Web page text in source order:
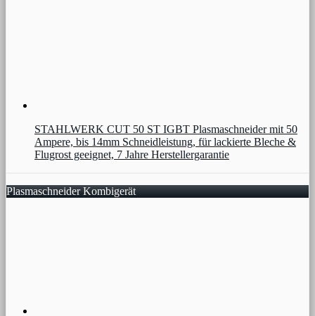
STAHLWERK CUT 50 ST IGBT Plasmaschneider mit 50
Ampere, bis 14mm Schneidleistung, für lackierte Bleche &
Flugrost geeignet, 7 Jahre Herstellergarantie
Plasmaschneider Kombigerät